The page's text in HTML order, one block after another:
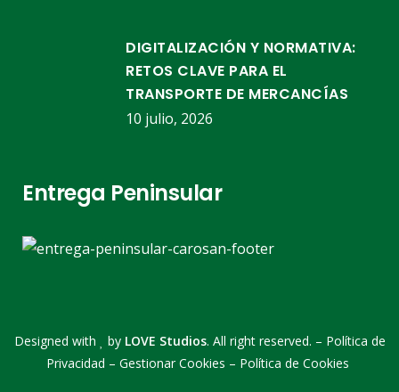
DIGITALIZACIÓN Y NORMATIVA:
RETOS CLAVE PARA EL
TRANSPORTE DE MERCANCÍAS
10 julio, 2026
Entrega Peninsular
Designed with by LOVE Studios. All right reserved. – Política de
Privacidad – Gestionar Cookies – Política de Cookies